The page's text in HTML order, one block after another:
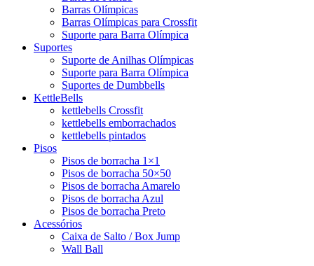
Barras Olímpicas
Barras Olímpicas para Crossfit
Suporte para Barra Olímpica
Suportes
Suporte de Anilhas Olímpicas
Suporte para Barra Olímpica
Suportes de Dumbbells
KettleBells
kettlebells Crossfit
kettlebells emborrachados
kettlebells pintados
Pisos
Pisos de borracha 1×1
Pisos de borracha 50×50
Pisos de borracha Amarelo
Pisos de borracha Azul
Pisos de borracha Preto
Acessórios
Caixa de Salto / Box Jump
Wall Ball